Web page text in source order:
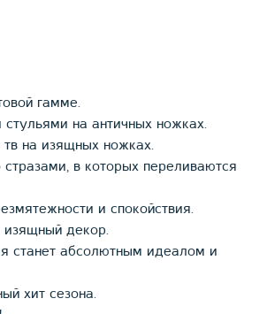
гамме.
на античных ножках.
на изящных ножках.
в которых переливаются
и спокойствия.
изящный декор.
станет абсолютным идеалом и
хит сезона.